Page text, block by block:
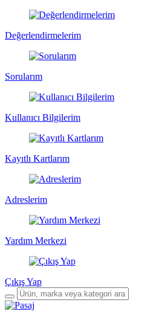
Değerlendirmelerim
Sorularım
Kullanıcı Bilgilerim
Kayıtlı Kartlarım
Adreslerim
Yardım Merkezi
Çıkış Yap